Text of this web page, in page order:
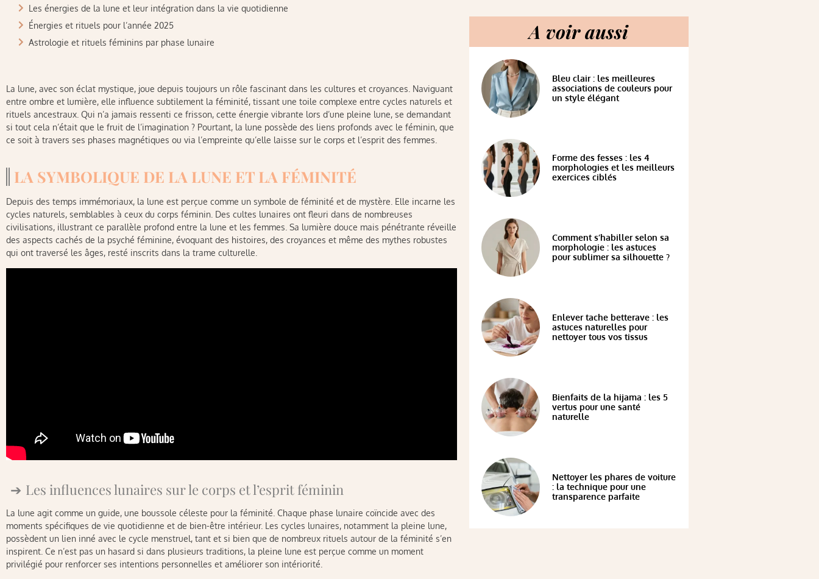
Les énergies de la lune et leur intégration dans la vie quotidienne
Énergies et rituels pour l’année 2025
Astrologie et rituels féminins par phase lunaire
La lune, avec son éclat mystique, joue depuis toujours un rôle fascinant dans les cultures et croyances. Naviguant
entre ombre et lumière, elle influence subtilement la féminité, tissant une toile complexe entre cycles naturels et
rituels ancestraux. Qui n’a jamais ressenti ce frisson, cette énergie vibrante lors d’une pleine lune, se demandant
si tout cela n’était que le fruit de l’imagination ? Pourtant, la lune possède des liens profonds avec le féminin, que
ce soit à travers ses phases magnétiques ou via l’empreinte qu’elle laisse sur le corps et l’esprit des femmes.
LA SYMBOLIQUE DE LA LUNE ET LA FÉMINITÉ
Depuis des temps immémoriaux, la lune est perçue comme un symbole de féminité et de mystère. Elle incarne les
cycles naturels, semblables à ceux du corps féminin. Des cultes lunaires ont fleuri dans de nombreuses
civilisations, illustrant ce parallèle profond entre la lune et les femmes. Sa lumière douce mais pénétrante réveille
des aspects cachés de la psyché féminine, évoquant des histoires, des croyances et même des mythes robustes
qui ont traversé les âges, resté inscrits dans la trame culturelle.
Les influences lunaires sur le corps et l’esprit féminin
La lune agit comme un guide, une boussole céleste pour la féminité. Chaque phase lunaire coïncide avec des
moments spécifiques de vie quotidienne et de bien-être intérieur. Les cycles lunaires, notamment la pleine lune,
possèdent un lien inné avec le cycle menstruel, tant et si bien que de nombreux rituels autour de la féminité s’en
inspirent. Ce n’est pas un hasard si dans plusieurs traditions, la pleine lune est perçue comme un moment
privilégié pour renforcer ses intentions personnelles et améliorer son intériorité.
A voir aussi
Bleu clair : les meilleures
associations de couleurs pour
un style élégant
Forme des fesses : les 4
morphologies et les meilleurs
exercices ciblés
Comment s’habiller selon sa
morphologie : les astuces
pour sublimer sa silhouette ?
Enlever tache betterave : les
astuces naturelles pour
nettoyer tous vos tissus
Bienfaits de la hijama : les 5
vertus pour une santé
naturelle
Nettoyer les phares de voiture
: la technique pour une
transparence parfaite